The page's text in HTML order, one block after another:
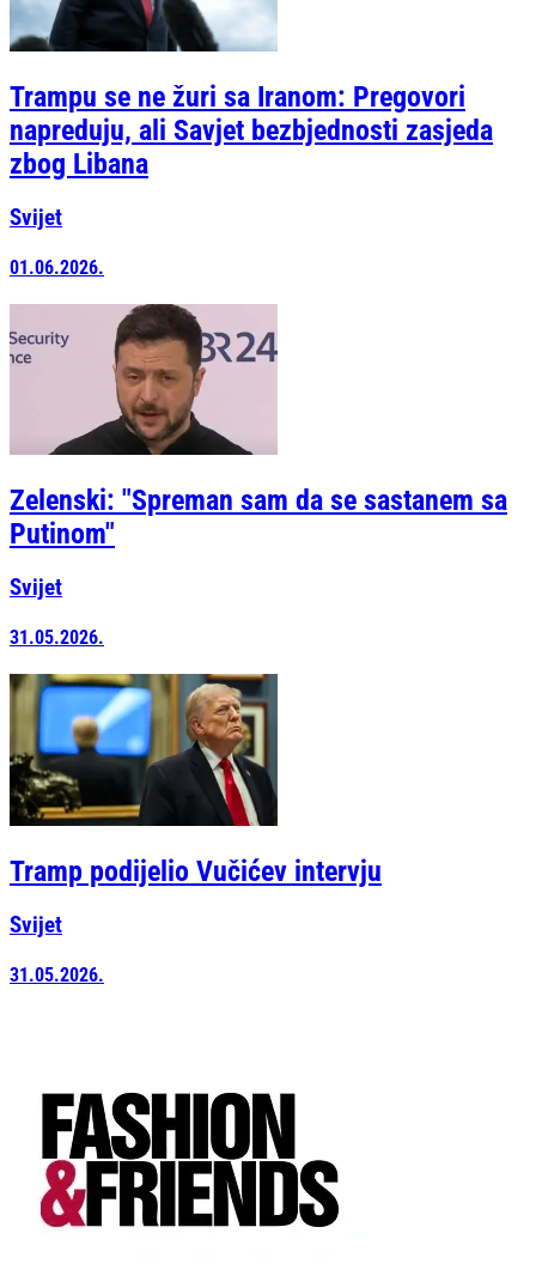
Trampu se ne žuri sa Iranom: Pregovori
napreduju, ali Savjet bezbjednosti zasjeda
zbog Libana
Svijet
01.06.2026.
Zelenski: "Spreman sam da se sastanem sa
Putinom"
Svijet
31.05.2026.
Tramp podijelio Vučićev intervju
Svijet
31.05.2026.